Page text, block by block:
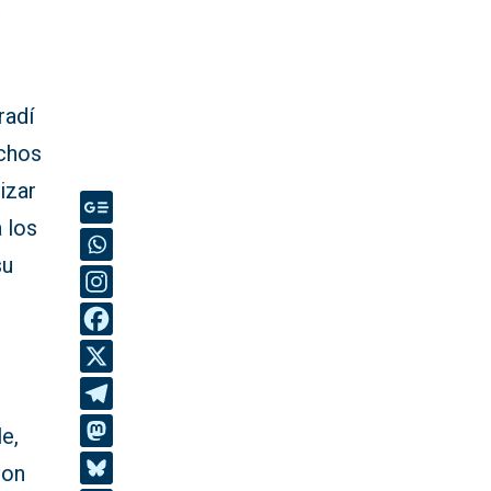
los